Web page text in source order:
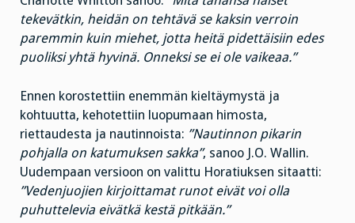
tekevätkin, heidän on tehtävä se kaksin verroin
paremmin kuin miehet, jotta heitä pidettäisiin edes
puoliksi yhtä hyvinä. Onneksi se ei ole vaikeaa.”
Ennen korostettiin enemmän kieltäymystä ja
kohtuutta, kehotettiin luopumaan himosta,
riettaudesta ja nautinnoista: ”Nautinnon pikarin
pohjalla on katumuksen sakka”, sanoo J.O. Wallin.
Uudempaan versioon on valittu Horatiuksen sitaatti:
”Vedenjuojien kirjoittamat runot eivät voi olla
puhuttelevia eivätkä kestä pitkään.”